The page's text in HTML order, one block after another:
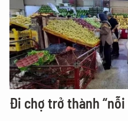
Đi chợ trở thành “nỗi